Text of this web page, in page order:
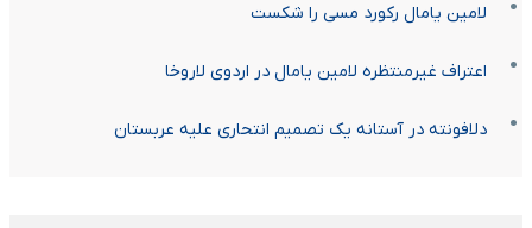
لامین یامال رکورد مسی را شکست
اعتراف غیرمنتظره لامین یامال در اردوی لاروخا
دلافونته در آستانه یک تصمیم انتحاری علیه عربستان